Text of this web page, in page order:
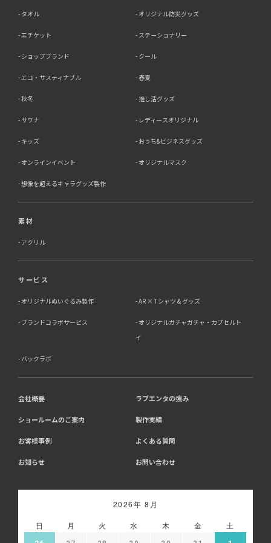
タオル オリジナル防災グッズ
エチケット ステーショナリー
ショップブランド クール
エコ・サスティナブル 春夏
秋冬 推し活グッズ
サウナ レディースオリジナル
キッズ おうち&ビジネスグッズ
オンラインイベント オリジナルマスク
想像を超えるキャラグッズ製作
素材
アクリル
サービス
オリジナルぬいぐるみ製作 AR × Tシャツ & グッズ
ブランドコラボサービス
オリジナルガチャガチャ・カプセルト
イ
バックラボ
会社概要 ラブエンタの強み
ショールームのご案内 製作実績
お客様事例 よくある質問
お知らせ お問い合わせ
2026年 8月
日 月 火 水 木 金 土